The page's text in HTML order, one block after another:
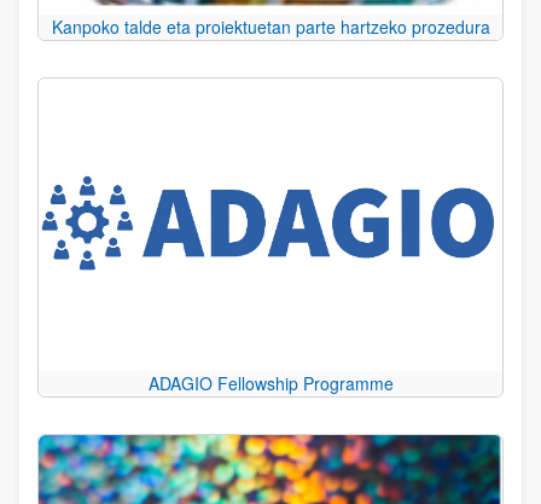
Kanpoko talde eta proiektuetan parte hartzeko prozedura
ADAGIO Fellowship Programme